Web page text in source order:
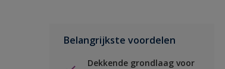
Belangrijkste voordelen
Dekkende grondlaag voor